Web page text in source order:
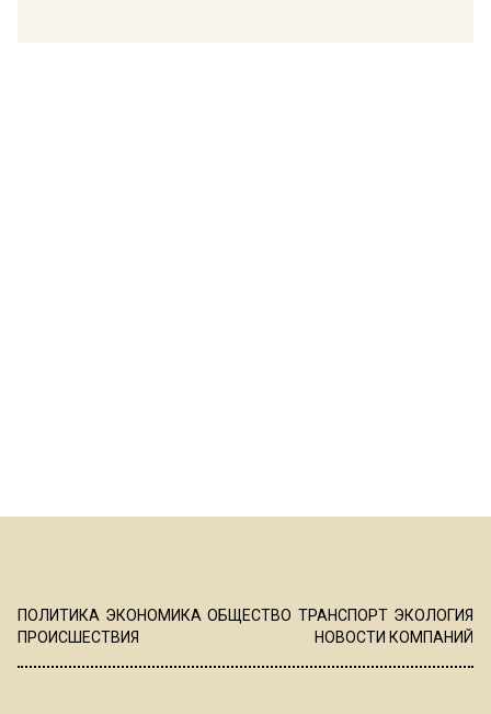
ПОЛИТИКА ЭКОНОМИКА ОБЩЕСТВО ТРАНСПОРТ ЭКОЛОГИЯ
ПРОИСШЕСТВИЯ
НОВОСТИ КОМПАНИЙ